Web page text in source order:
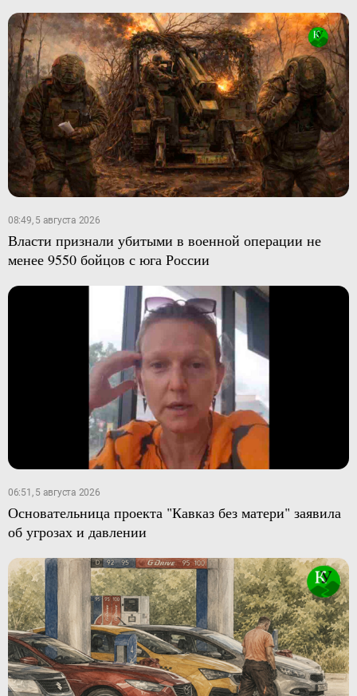
08:49, 5 августа 2026
Власти признали убитыми в военной операции не
менее 9550 бойцов с юга России
06:51, 5 августа 2026
Основательница проекта "Кавказ без матери" заявила
об угрозах и давлении